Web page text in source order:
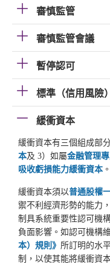
審慎監管
審慎監管會議
暫停認可
標準（信用風險
緩衝資本
緩衝資本有三個組成部
本及 3）如屬金融管理
吸收虧損能力緩衝資本 。
緩衝資本須以普通股權
禦不利經濟形勢的能力
制具系統重要性認可機
負面影響。如認可機構
本）規則》 所訂明的水
制，以使其能將緩衝資